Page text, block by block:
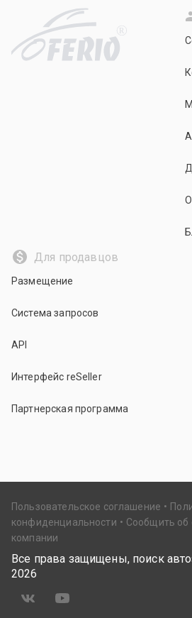
R
Для продавцов
Размещение
Система запросов
API
Интерфейс reSeller
Партнерская программа
Пользовательское соглашение
конфиденциальности
Сообщить об
компании
Все права защищены, поиск
2026